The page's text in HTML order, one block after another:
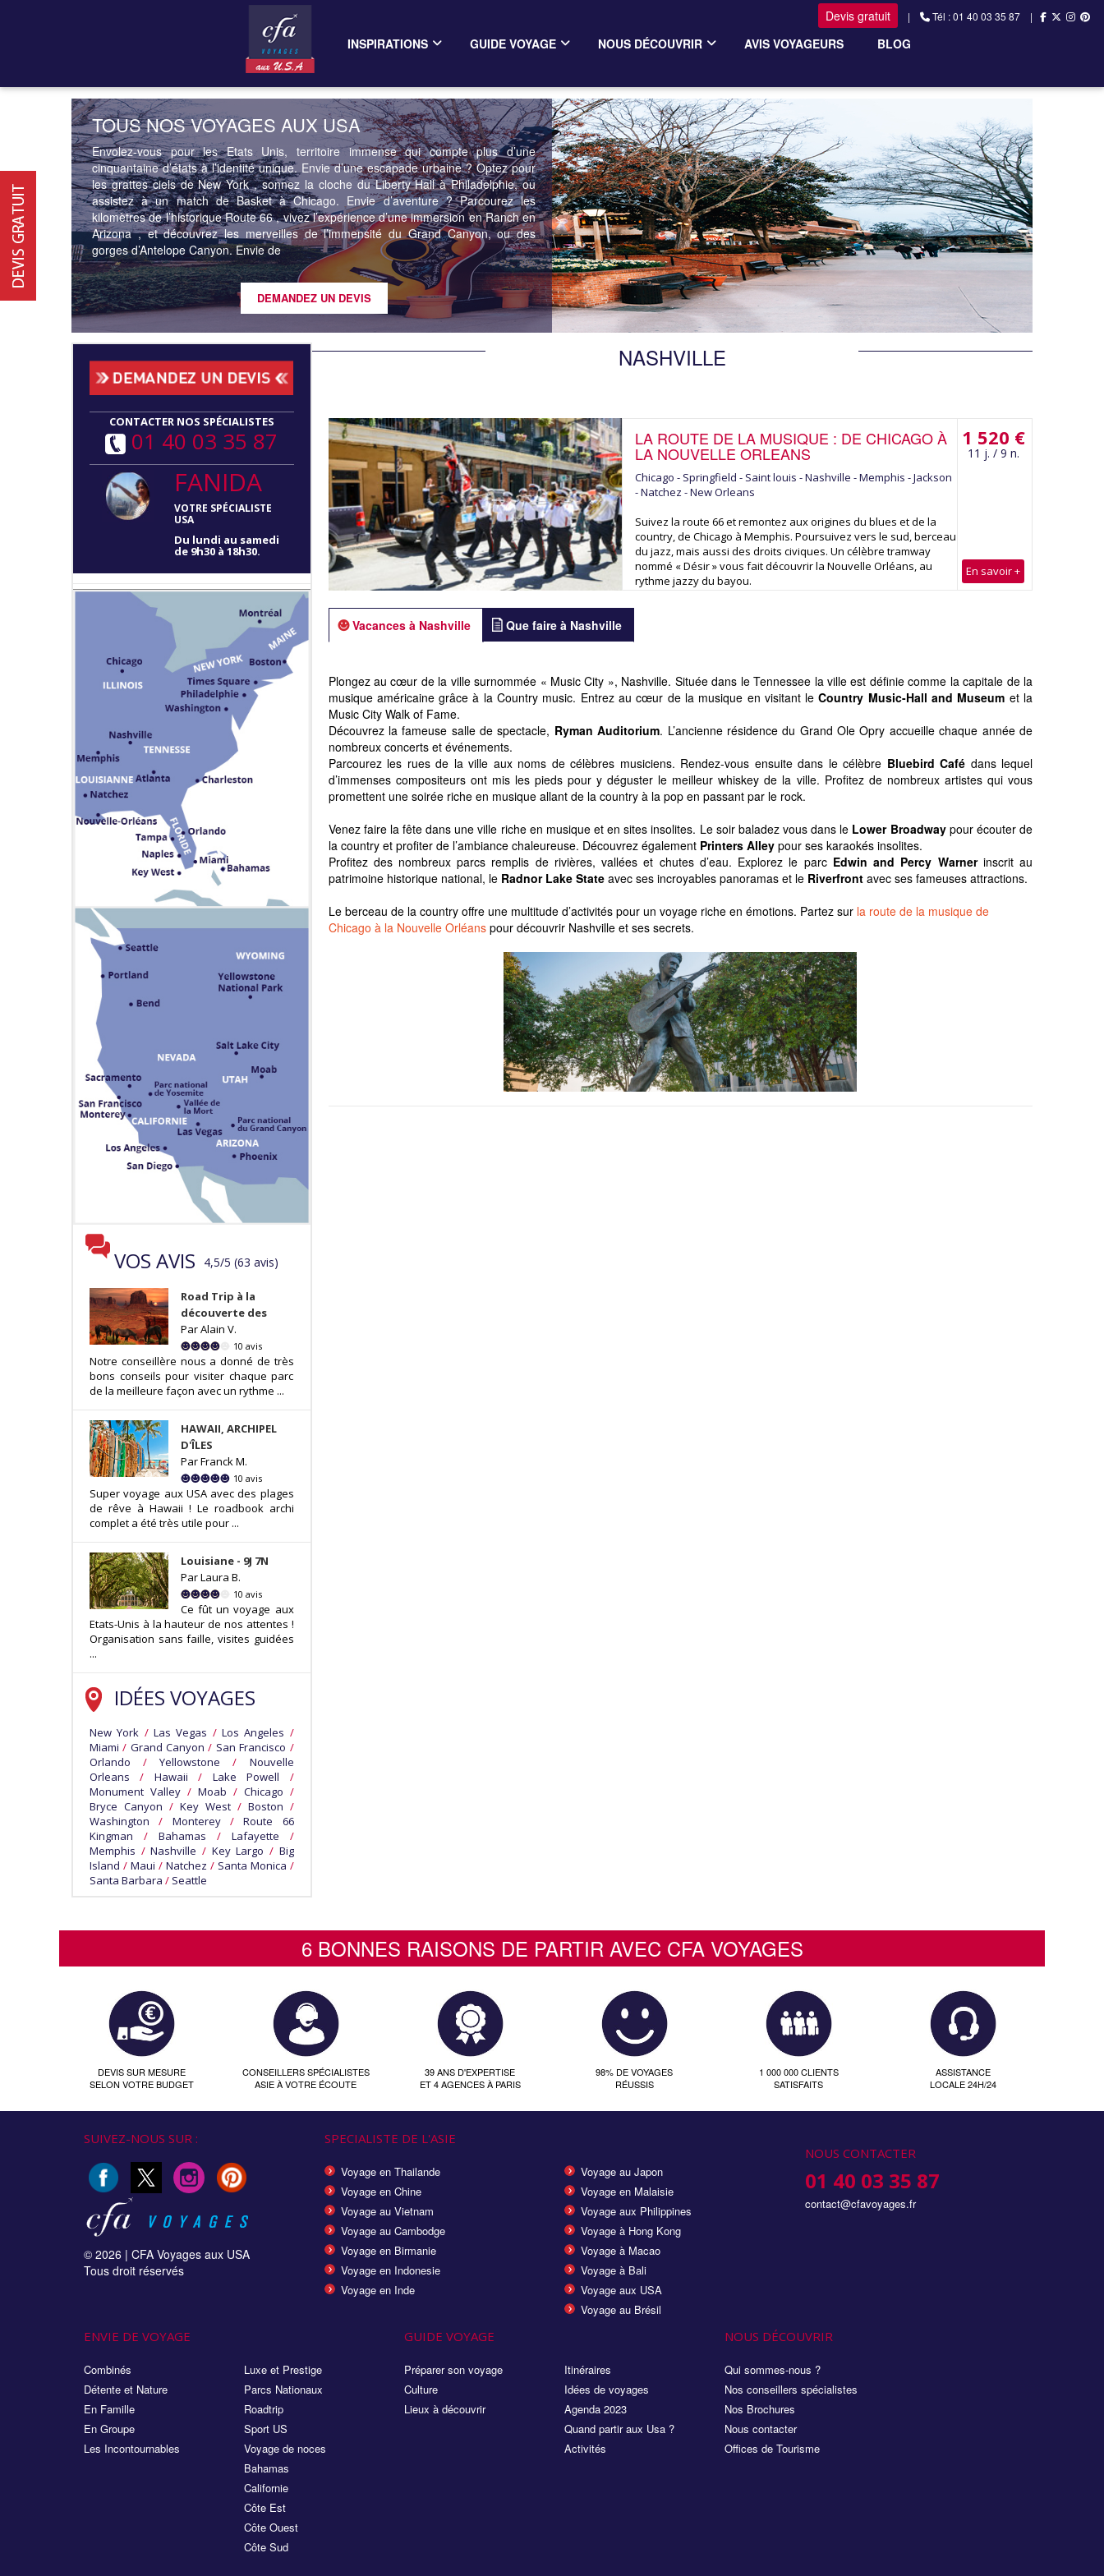
Devis gratuit | Tél : 01 40 03 35 87 |
INSPIRATIONS GUIDE VOYAGE NOUS DÉCOUVRIR AVIS VOYAGEURS BLOG
TOUS NOS VOYAGES AUX USA
Envolez-vous pour les Etats Unis, territoire immense qui compte plus d’une
cinquantaine d’états à l’identité unique. Envie d’une escapade urbaine ? Optez pour
les grattes ciels de New York , sonnez la cloche du Liberty Hall à Philadelphie, ou
assistez à un match de Basket à Chicago. Envie d’aventure ? Parcourez les
kilomètres de l’historique Route 66 , vivez l’expérience d’une immersion en Ranch en
Arizona , et découvrez les merveilles de l’immensité du Grand Canyon, ou des
gorges d’Antelope Canyon. Envie de
CONTACTER NOS SPÉCIALISTES
01 40 03 35 87
FANIDA
VOTRE SPÉCIALISTE
USA
Du lundi au samedi
de 9h30 à 18h30.
VOS AVIS 4,5/5 (63 avis)
Road Trip à la
découverte des
Par Alain V.
10 avis
Notre conseillère nous a donné de très
bons conseils pour visiter chaque parc
de la meilleure façon avec un rythme ...
HAWAII, ARCHIPEL
D'ÎLES
Par Franck M.
10 avis
Super voyage aux USA avec des plages
de rêve à Hawaii ! Le roadbook archi
complet a été très utile pour ...
Louisiane - 9J 7N
Par Laura B.
10 avis
Ce fût un voyage aux
Etats-Unis à la hauteur de nos attentes !
Organisation sans faille, visites guidées
...
IDÉES VOYAGES
New York / Las Vegas / Los Angeles /
Miami / Grand Canyon / San Francisco /
Orlando
/ Yellowstone /
Nouvelle
Orleans
/ Hawaii / Lake Powell
/
Monument Valley / Moab / Chicago /
Bryce Canyon / Key West / Boston /
Washington
/ Monterey /
Route 66
Kingman
/ Bahamas / Lafayette
/
Memphis / Nashville / Key Largo / Big
Island / Maui / Natchez / Santa Monica /
Santa Barbara / Seattle
NASHVILLE
1 520 €
11 j. / 9 n.
En savoir +
LA ROUTE DE LA MUSIQUE : DE CHICAGO À
LA NOUVELLE ORLEANS
Chicago - Springfield - Saint louis - Nashville - Memphis - Jackson
- Natchez - New Orleans
Suivez la route 66 et remontez aux origines du blues et de la
country, de Chicago à Memphis. Poursuivez vers le sud, berceau
du jazz, mais aussi des droits civiques. Un célèbre tramway
nommé « Désir » vous fait découvrir la Nouvelle Orléans, au
rythme jazzy du bayou.
Vacances à Nashville Que faire à Nashville
Plongez au cœur de la ville surnommée « Music City », Nashville. Située dans le Tennessee la ville est définie comme la capitale de la
musique américaine grâce à la Country music. Entrez au cœur de la musique en visitant leCountry Music-Hall and Museum et la
Music City Walk of Fame.
Découvrez la fameuse salle de spectacle, Ryman Auditorium. L’ancienne résidence du Grand Ole Opry accueille chaque année de
nombreux concerts et événements.
Parcourez les rues de la ville aux noms de célèbres musiciens. Rendez-vous ensuite dans le célèbre Bluebird Café dans lequel
d’immenses compositeurs ont mis les pieds pour y déguster le meilleur whiskey de la ville. Profitez de nombreux artistes qui vous
promettent une soirée riche en musique allant de la country à la pop en passant par le rock.
Venez faire la fête dans une ville riche en musique et en sites insolites. Le soir baladez vous dans le Lower Broadwaypour écouter de
la country et profiter de l’ambiance chaleureuse. Découvrez également Printers Alleypour ses karaokés insolites.
Profitez des nombreux parcs remplis de rivières, vallées et chutes d’eau. Explorez le parc Edwin and Percy Warnerinscrit au
patrimoine historique national, le Radnor Lake Stateavec ses incroyables panoramas et le Riverfrontavec ses fameuses attractions.
Le berceau de la country offre une multitude d’activités pour un voyage riche en émotions. Partez sur la route de la musique de
Chicago à la Nouvelle Orléanspour découvrir Nashville et ses secrets.
6 BONNES RAISONS DE PARTIR AVEC CFA VOYAGES
DEVIS SUR MESURE
SELON VOTRE BUDGET
CONSEILLERS SPÉCIALISTES
ASIE À VOTRE ÉCOUTE
39 ANS D'EXPERTISE
ET 4 AGENCES À PARIS
98% DE VOYAGES
RÉUSSIS
1 000 000 CLIENTS
SATISFAITS
ASSISTANCE
LOCALE 24H/24
SUIVEZ-NOUS SUR :
© 2026 | CFA Voyages aux USA
Tous droit réservés
SPECIALISTE DE L'ASIE
Voyage en Thailande
Voyage en Chine
Voyage au Vietnam
Voyage au Cambodge
Voyage en Birmanie
Voyage en Indonesie
Voyage en Inde
Voyage au Japon
Voyage en Malaisie
Voyage aux Philippines
Voyage à Hong Kong
Voyage à Macao
Voyage à Bali
Voyage aux USA
Voyage au Brésil
NOUS CONTACTER
01 40 03 35 87
contact@cfavoyages.fr
ENVIE DE VOYAGE
Combinés
Détente et Nature
En Famille
En Groupe
Les Incontournables
Luxe et Prestige
Parcs Nationaux
Roadtrip
Sport US
Voyage de noces
Bahamas
Californie
Côte Est
Côte Ouest
Côte Sud
GUIDE VOYAGE
Préparer son voyage
Culture
Lieux à découvrir
Itinéraires
Idées de voyages
Agenda 2023
Quand partir aux Usa ?
Activités
NOUS DÉCOUVRIR
Qui sommes-nous ?
Nos conseillers spécialistes
Nos Brochures
Nous contacter
Offices de Tourisme